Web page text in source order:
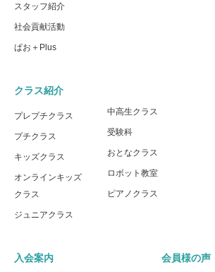
スタッフ紹介
社会貢献活動
ぱお＋Plus
クラス紹介
プレプチクラス
プチクラス
キッズクラス
オンラインキッズ
クラス
ジュニアクラス
中高生クラス
受験科
おとなクラス
ロボット教室
ピアノクラス
入会案内 会員様の声